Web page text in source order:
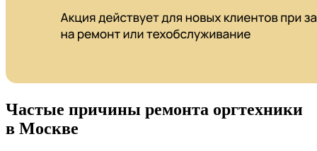
Частые причины ремонта оргтехники
в Москве